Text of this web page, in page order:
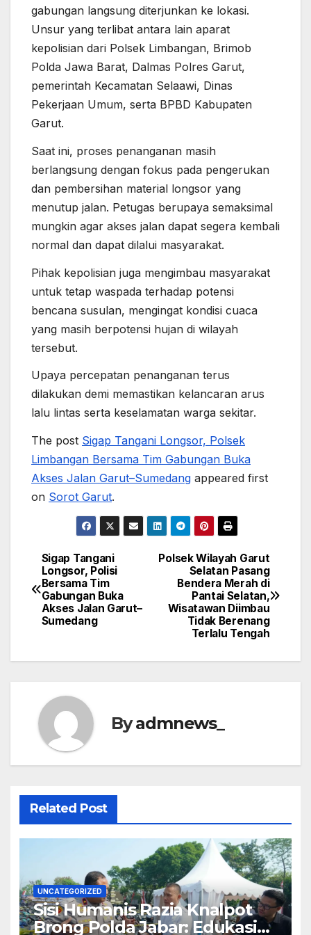
gabungan langsung diterjunkan ke lokasi.
Unsur yang terlibat antara lain aparat
kepolisian dari Polsek Limbangan, Brimob
Polda Jawa Barat, Dalmas Polres Garut,
pemerintah Kecamatan Selaawi, Dinas
Pekerjaan Umum, serta BPBD Kabupaten
Garut.
Saat ini, proses penanganan masih
berlangsung dengan fokus pada pengerukan
dan pembersihan material longsor yang
menutup jalan. Petugas berupaya semaksimal
mungkin agar akses jalan dapat segera kembali
normal dan dapat dilalui masyarakat.
Pihak kepolisian juga mengimbau masyarakat
untuk tetap waspada terhadap potensi
bencana susulan, mengingat kondisi cuaca
yang masih berpotensi hujan di wilayah
tersebut.
Upaya percepatan penanganan terus
dilakukan demi memastikan kelancaran arus
lalu lintas serta keselamatan warga sekitar.
The post Sigap Tangani Longsor, Polsek
Limbangan Bersama Tim Gabungan Buka
Akses Jalan Garut–Sumedang appeared first
on Sorot Garut.
Post
navigation
Polsek Wilayah Garut
Selatan Pasang
Bendera Merah di
Pantai Selatan,
Wisatawan Diimbau
Tidak Berenang
Terlalu Tengah
Sigap Tangani
Longsor, Polisi
Bersama Tim
Gabungan Buka
Akses Jalan Garut–
Sumedang
Byadmnews_
Related Post
UNCATEGORIZED
Sisi Humanis Razia Knalpot
Brong Polda Jabar: Edukasi